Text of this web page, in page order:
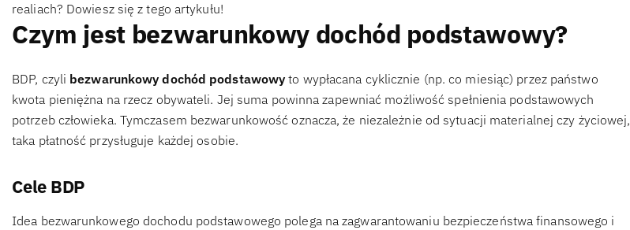
realiach? Dowiesz się z tego artykułu!
Czym jest bezwarunkowy dochód podstawowy?
BDP, czyli bezwarunkowy dochód podstawowy to wypłacana cyklicznie (np. co miesiąc) przez państwo
kwota pieniężna na rzecz obywateli. Jej suma powinna zapewniać możliwość spełnienia podstawowych
potrzeb człowieka. Tymczasem bezwarunkowość oznacza, że niezależnie od sytuacji materialnej czy życiowej,
taka płatność przysługuje każdej osobie.
Cele BDP
Idea bezwarunkowego dochodu podstawowego polega na zagwarantowaniu bezpieczeństwa finansowego i